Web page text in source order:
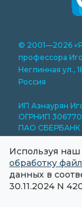
© 2001—2026
профессора
Неглинная ул.,
Россия
ИП Азнаурян
ОГРНИП
ПАО
характер и не
Информация на
Для
Используя наш
обработку
данных в
30.11.2024 N